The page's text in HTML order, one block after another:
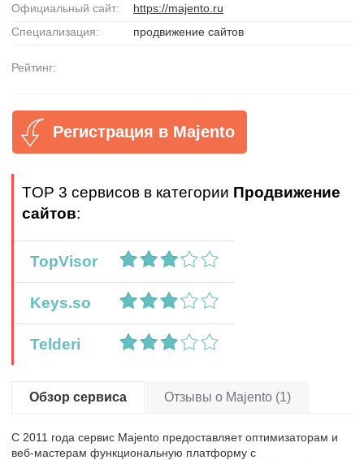
Официальный сайт:
https://majento.ru
Специализация:
продвижение сайтов
Рейтинг:
Регистрация в Majento
TOP 3 сервисов в категории Продвижение
сайтов:
TopVisor
Keys.so
Telderi
Обзор сервиса Отзывы о Majento (1)
С 2011 года сервис Majento предоставляет оптимизаторам и
веб-мастерам функциональную платформу с